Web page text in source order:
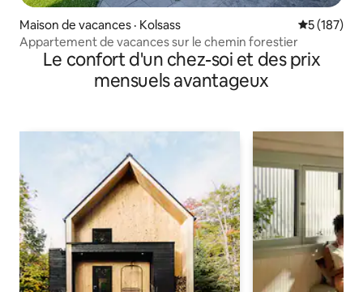
Maison de vacances · Kolsass Note
5 (187)
Appartement de vacances sur le chemin forestier
Le confort d'un chez-soi et des prix
mensuels avantageux